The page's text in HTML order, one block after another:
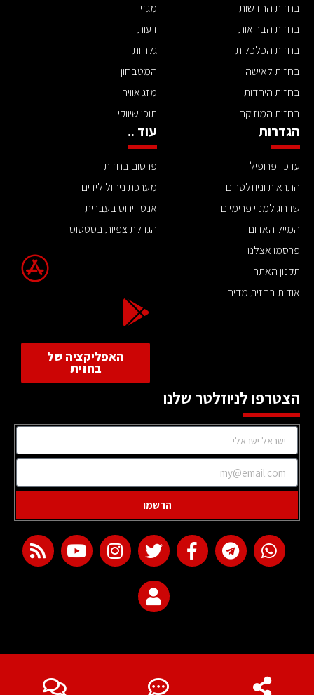
בחזית החדשות
בחזית הבריאות
בחזית הכלכלית
בחזית לאישה
בחזית היהדות
בחזית המוזיקה
מגזין
דעות
גלריות
המטבחון
מזג אוויר
תוכן שיווקי
הגדרות
עדכון פרופיל
התראות וניוזלטרים
שדרוג למנוי פרימיום
המייל האדום
פרסמו אצלנו
תקנון האתר
אודות בחזית מדיה
עוד ..
פרסום בחזית
מערכת ניהול לידים
אנטי וירוס בעברית
הגדלת צפיות בסטטוס
האפליקציה של
בחזית
הצטרפו לניוזלטר שלנו
הרשמו
web development